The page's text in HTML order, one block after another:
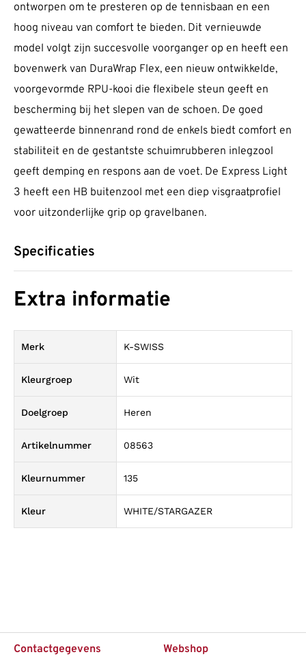
ontworpen om te presteren op de tennisbaan en een
hoog niveau van comfort te bieden. Dit vernieuwde
model volgt zijn succesvolle voorganger op en heeft een
bovenwerk van DuraWrap Flex, een nieuw ontwikkelde,
voorgevormde RPU-kooi die flexibele steun geeft en
bescherming bij het slepen van de schoen. De goed
gewatteerde binnenrand rond de enkels biedt comfort en
stabiliteit en de gestantste schuimrubberen inlegzool
geeft demping en respons aan de voet. De Express Light
3 heeft een HB buitenzool met een diep visgraatprofiel
voor uitzonderlijke grip op gravelbanen.
Specificaties
Extra informatie
Merk K-SWISS
Kleurgroep Wit
Doelgroep Heren
Artikelnummer 08563
Kleurnummer 135
Kleur WHITE/STARGAZER
Contactgegevens Webshop